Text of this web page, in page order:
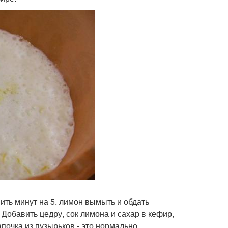
минут на 5. лимон вымыть и обдать
цедру, сок лимона и сахар в кефир,